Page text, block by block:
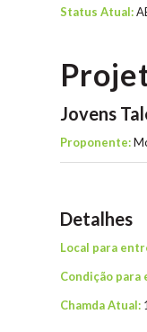
Status Atual:
Jovens
Proponente:
Detalhes
Local para
Condição para
Chamda Atual: